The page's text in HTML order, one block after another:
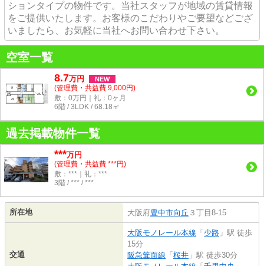
ションタイプの物件です。当社スタッフが地域の賃貸情報
をご提供いたします。お客様のこだわりやご要望などござ
いましたら、お気軽に当社へお問い合わせ下さい。
空室一覧
8.7万円 NEW
(管理費・共益費 9,000円)
敷：0万円｜礼：0ヶ月
6階 / 3LDK / 68.18㎡
過去掲載物件一覧
***万円
(管理費・共益費 ***円)
敷：***｜礼：***
3階 / *** / ***
所在地 大阪府豊中市向丘 ３丁目8-15
交通
大阪モノレール本線 「 少路 」駅 徒歩
15分
阪急箕面線 「 桜井 」駅 徒歩30分